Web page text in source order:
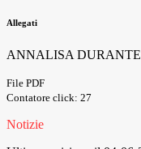
Allegati
ANNALISA
File PDF
Contatore click: 27
Notizie